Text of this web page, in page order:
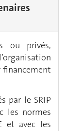
ou privés,
financement
par le SRIP
les normes
et avec les